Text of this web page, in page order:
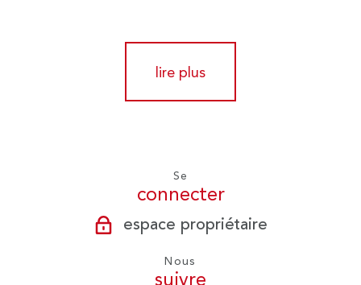
lire plus
Se
connecter
espace propriétaire
Nous
suivre